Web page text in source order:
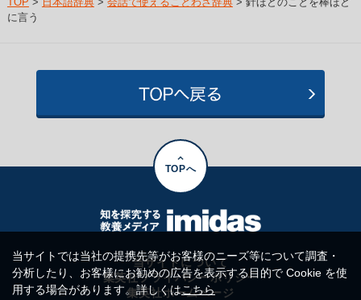
に言う
TOPへ
当サイトについて
集英社プライバシーポリシー
集英社ホームページ
当サイトでは当社の提携先等がお客様のニーズ等について調査・
分析したり、お客様にお勧めの広告を表示する目的で Cookie を使
用する場合があります。詳しくはこちら